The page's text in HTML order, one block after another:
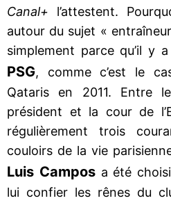
Canal+ l’attestent.
autour du sujet «
simplement parce qu’il y
PSG, comme c’est le
Qataris en 2011. Entre
président et la cour de
régulièrement trois
couloirs de la vie
Luis Camposa été
lui confier les rênes du